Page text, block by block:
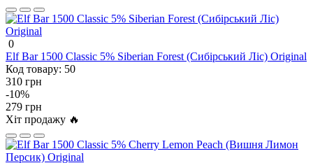
0
Elf Bar 1500 Classic 5% Siberian Forest (Сибірський Ліс) Original
Код товару: 50
310 грн
-10%
279 грн
Хіт продажу 🔥